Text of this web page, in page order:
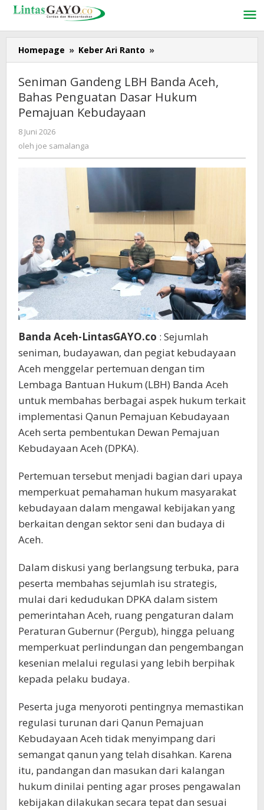
Lewati
konten
Homepage » Keber Ari Ranto »
Gandeng
Banda
Aceh,
Pemajuan
Seniman Gandeng LBH Banda Aceh,
Bahas Penguatan Dasar Hukum
Pemajuan Kebudayaan
8 Juni 2026
joe
samalanga
oleh joe samalanga
Banda Aceh-LintasGAYO.co : Sejumlah
seniman, budayawan, dan pegiat kebudayaan
Aceh menggelar pertemuan dengan tim
Lembaga Bantuan Hukum (LBH) Banda Aceh
untuk membahas berbagai aspek hukum terkait
implementasi Qanun Pemajuan Kebudayaan
Aceh serta pembentukan Dewan Pemajuan
Kebudayaan Aceh (DPKA).
Pertemuan tersebut menjadi bagian dari upaya
memperkuat pemahaman hukum masyarakat
kebudayaan dalam mengawal kebijakan yang
berkaitan dengan sektor seni dan budaya di
Aceh.
Dalam diskusi yang berlangsung terbuka, para
peserta membahas sejumlah isu strategis,
mulai dari kedudukan DPKA dalam sistem
pemerintahan Aceh, ruang pengaturan dalam
Peraturan Gubernur (Pergub), hingga peluang
memperkuat perlindungan dan pengembangan
kesenian melalui regulasi yang lebih berpihak
kepada pelaku budaya.
Peserta juga menyoroti pentingnya memastikan
regulasi turunan dari Qanun Pemajuan
Kebudayaan Aceh tidak menyimpang dari
semangat qanun yang telah disahkan. Karena
itu, pandangan dan masukan dari kalangan
hukum dinilai penting agar proses pengawalan
kebijakan dilakukan secara tepat dan sesuai